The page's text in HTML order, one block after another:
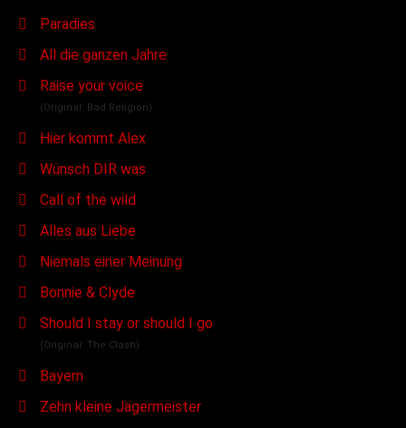
Paradies
All die ganzen Jahre
Raise your voice
(Original: Bad Religion)
Hier kommt Alex
Wünsch DIR was
Call of the wild
Alles aus Liebe
Niemals einer Meinung
Bonnie & Clyde
Should I stay or should I go
(Original: The Clash)
Bayern
Zehn kleine Jägermeister